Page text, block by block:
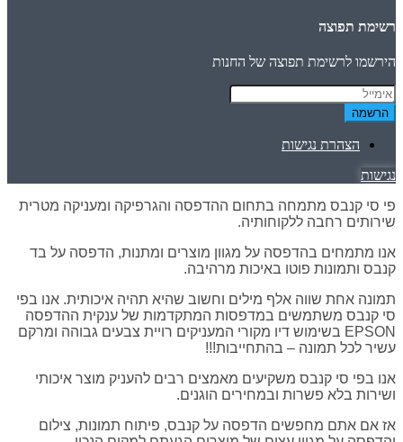
רשימת תפוצה
הירשמו לרשימת תפוצה של החנות
הרשמה
הצהרת נגישות
נגישות
פי סי קנבס מתמחה בתחום ההדפסה והגרפיקה ומעניקה מטרית
שירותים רחבה ללקוחותיה.
אנו מתמחים בהדפסה על מגוון מוצרים ומתנות, הדפסה על בד
קנבס ותמונות פוטו באיכות מרהיבה.
תמונה אחת שווה אלף מילים וחשוב שהיא תהיה איכותית. אנו בפי
סי קנבס משתמשים במדפסות המתקדמות של ענקית ההדפסה
EPSON בשימוש דיו מקורי המעניקים רויית צבעים גבוהה ומרקם
עשיר לכל תמונה – בהתחייבות!!!
אנו בפי סי קנבס משקיעים מאמצים רבים להעניק מוצר איכותי
ושירות בלא פשרות ובמחירים הוגנים.
אז אם אתם מחפשים הדפסה על קנבס, פיתוח תמונות, צילום